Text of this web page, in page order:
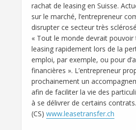
rachat de leasing en Suisse.
sur le marché, l’entrepreneur
disrupter ce secteur très
« Tout le monde devrait
leasing rapidement lors de la
emploi, par exemple, ou pour
financières ». L’entrepreneur
prochainement un
afin de faciliter la vie des
à se délivrer de certains contrats.
(CS) www.leasetransfer.ch